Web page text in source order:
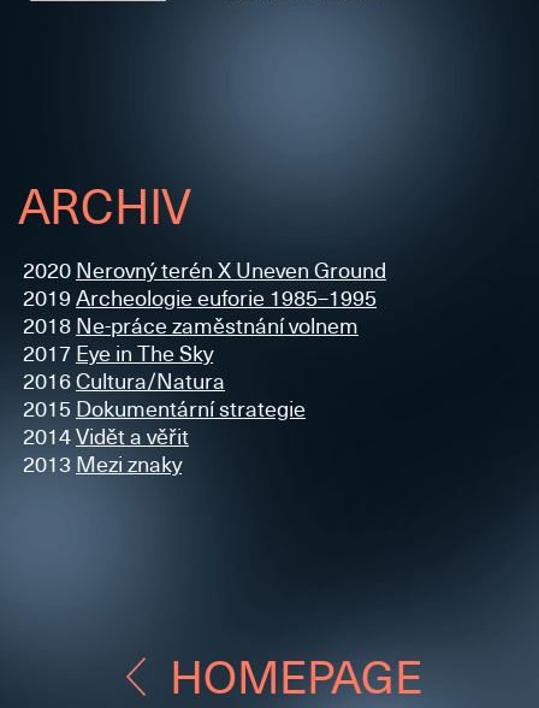
ARCHIV
2020 Nerovný terén X Uneven Ground
2019 Archeologie euforie 1985–1995
2018 Ne-práce zaměstnání volnem
2017 Eye in The Sky
2016Cultura/Natura
2015 Dokumentární strategie
2014Vidět a věřit
2013 Mezi znaky
HOMEPAGE